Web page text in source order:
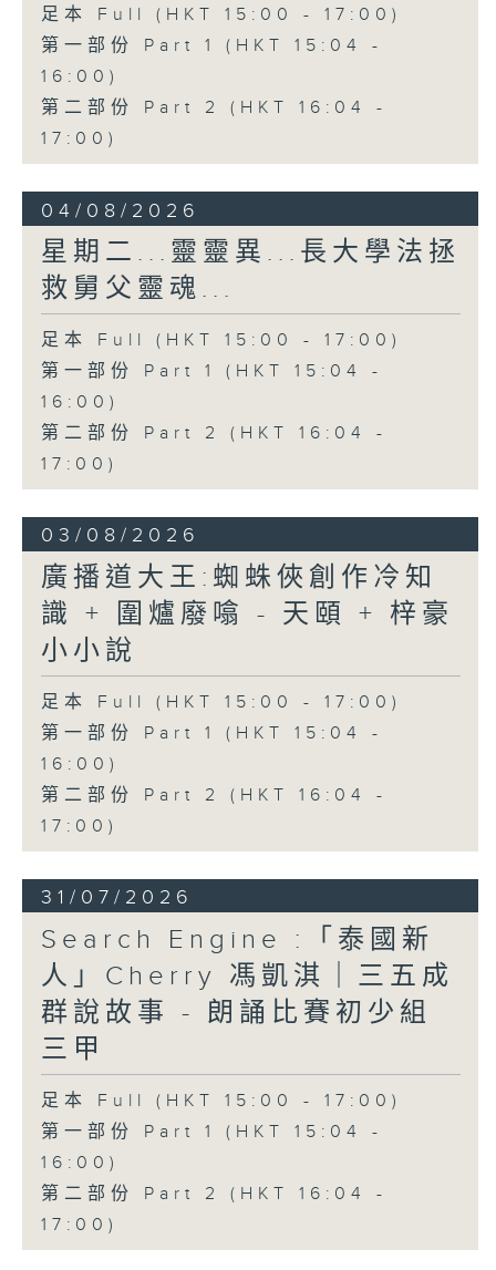
足本 Full (HKT 15:00 - 17:00)
第一部份 Part 1 (HKT 15:04 -
16:00)
第二部份 Part 2 (HKT 16:04 -
17:00)
04/08/2026
星期二...靈靈異...長大學法拯
救舅父靈魂...
足本 Full (HKT 15:00 - 17:00)
第一部份 Part 1 (HKT 15:04 -
16:00)
第二部份 Part 2 (HKT 16:04 -
17:00)
03/08/2026
廣播道大王:蜘蛛俠創作冷知
識 + 圍爐廢噏 - 天頤 + 梓豪
小小說
足本 Full (HKT 15:00 - 17:00)
第一部份 Part 1 (HKT 15:04 -
16:00)
第二部份 Part 2 (HKT 16:04 -
17:00)
31/07/2026
Search Engine :「泰國新
人」Cherry 馮凱淇｜三五成
群說故事 - 朗誦比賽初少組
三甲
足本 Full (HKT 15:00 - 17:00)
第一部份 Part 1 (HKT 15:04 -
16:00)
第二部份 Part 2 (HKT 16:04 -
17:00)